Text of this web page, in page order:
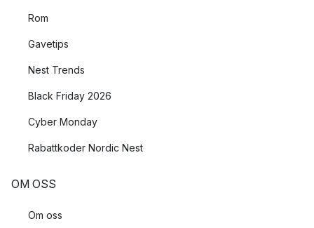
Rom
Gavetips
Nest Trends
Black Friday 2026
Cyber Monday
Rabattkoder Nordic Nest
OM OSS
Om oss